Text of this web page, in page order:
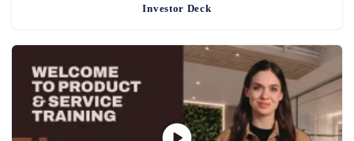
Investor Deck